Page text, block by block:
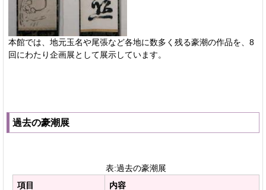
本館では、地元玉名や尾張など各地に数多く残る豪潮の作品を、8
回にわたり企画展として展示しています。
過去の豪潮展
表:過去の豪潮展
項目
内容